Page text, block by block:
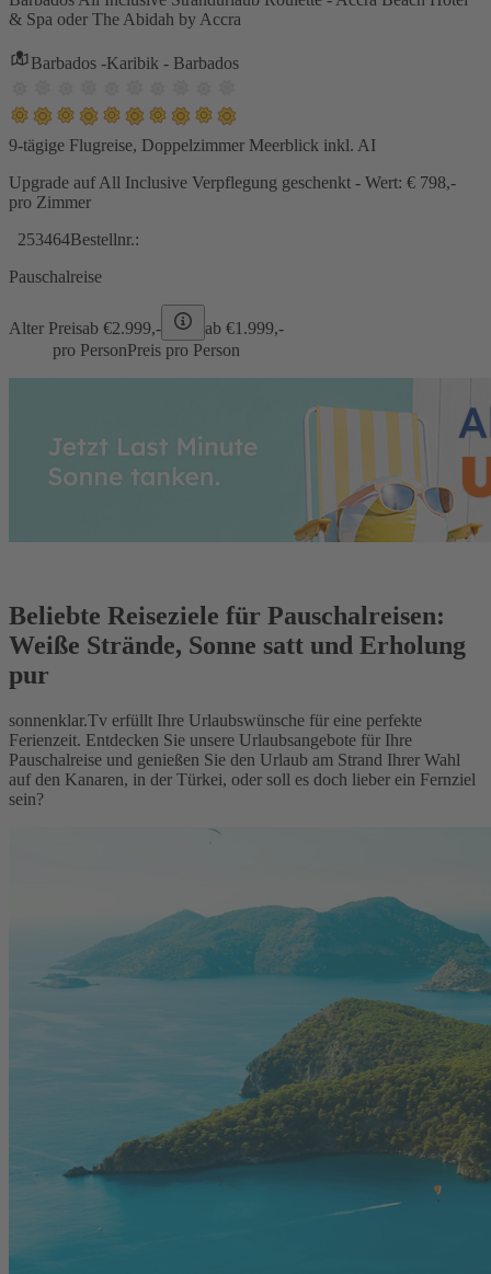
& Spa oder The Abidah by Accra
Barbados -Karibik - Barbados
9-tägige Flugreise, Doppelzimmer Meerblick inkl. AI
Upgrade auf All Inclusive Verpflegung geschenkt - Wert: € 798,-
pro Zimmer
253464Bestellnr.:
Pauschalreise
Alter Preisab €2.999,- ab €1.999,-
pro PersonPreis pro Person
Beliebte Reiseziele für Pauschalreisen:
Weiße Strände, Sonne satt und Erholung
pur
sonnenklar.Tv erfüllt Ihre Urlaubswünsche für eine perfekte
Ferienzeit. Entdecken Sie unsere Urlaubsangebote für Ihre
Pauschalreise und genießen Sie den Urlaub am Strand Ihrer Wahl
auf den Kanaren, in der Türkei, oder soll es doch lieber ein Fernziel
sein?